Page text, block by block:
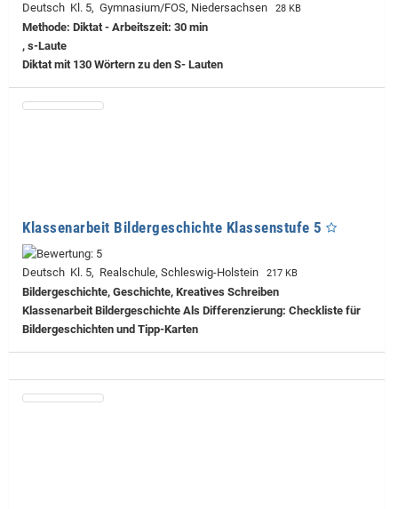
Deutsch Kl. 5, Gymnasium/FOS, Niedersachsen 28 KB
Methode: Diktat - Arbeitszeit: 30 min
, s-Laute
Diktat mit 130 Wörtern zu den S- Lauten
Klassenarbeit Bildergeschichte Klassenstufe 5
Deutsch Kl. 5, Realschule, Schleswig-Holstein 217 KB
Bildergeschichte, Geschichte, Kreatives Schreiben
Klassenarbeit Bildergeschichte Als Differenzierung: Checkliste für
Bildergeschichten und Tipp-Karten